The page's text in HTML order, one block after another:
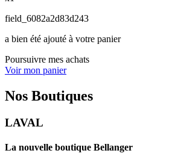
field_6082a2d83d243
a bien été ajouté à votre panier
Poursuivre mes achats
Voir mon panier
Nos Boutiques
LAVAL
La nouvelle boutique Bellanger